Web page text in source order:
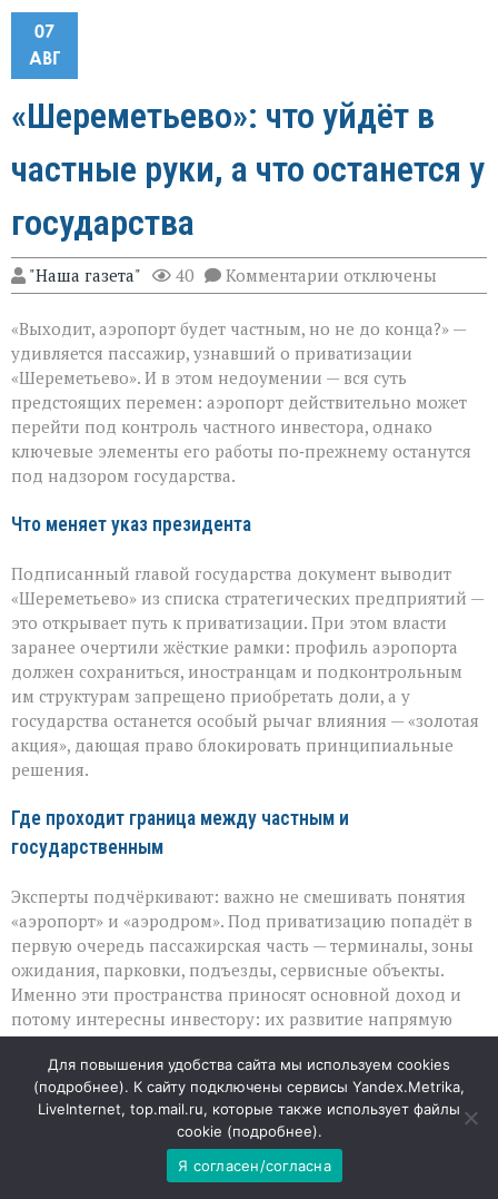
07
АВГ
«Шереметьево»: что уйдёт в
частные руки, а что останется у
государства
"Наша газета" 40 Комментарии к
записи
что
уйдёт
частные
руки,
а
что
останется
отключены
«Выходит, аэропорт будет частным, но не до конца?» —
удивляется пассажир, узнавший о приватизации
«Шереметьево». И в этом недоумении — вся суть
предстоящих перемен: аэропорт действительно может
перейти под контроль частного инвестора, однако
ключевые элементы его работы по‑прежнему останутся
под надзором государства.
Что меняет указ президента
Подписанный главой государства документ выводит
«Шереметьево» из списка стратегических предприятий —
это открывает путь к приватизации. При этом власти
заранее очертили жёсткие рамки: профиль аэропорта
должен сохраниться, иностранцам и подконтрольным
им структурам запрещено приобретать доли, а у
государства останется особый рычаг влияния — «золотая
акция», дающая право блокировать принципиальные
решения.
Где проходит граница между частным и
государственным
Эксперты подчёркивают: важно не смешивать понятия
«аэропорт» и «аэродром». Под приватизацию попадёт в
первую очередь пассажирская часть — терминалы, зоны
ожидания, парковки, подъезды, сервисные объекты.
Именно эти пространства приносят основной доход и
потому интересны инвестору: их развитие напрямую
влияет на комфорт пассажиров и выручку.
А вот аэродромная инфраструктура —
взлётно‑посадочные полосы, рулёжные дорожки,
перроны, навигационное оборудование — останется в
государственной собственности. Её не продают, но
передают в управление: инвестор будет отвечать за
Для повышения удобства сайта мы используем cookies
(подробнее). К сайту подключены сервисы Yandex.Metrika,
LiveInternet, top.mail.ru, которые также использует файлы
cookie (подробнее).
Я согласен/согласна